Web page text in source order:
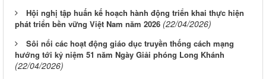
Hội nghị tập huấn kế hoạch hành động triển khai thực hiện
phát triển bền vững Việt Nam năm 2026 (22/04/2026)
Sôi nổi các hoạt động giáo dục truyền thống cách mạng
hướng tới kỷ niệm 51 năm Ngày Giải phóng Long Khánh
(22/04/2026)